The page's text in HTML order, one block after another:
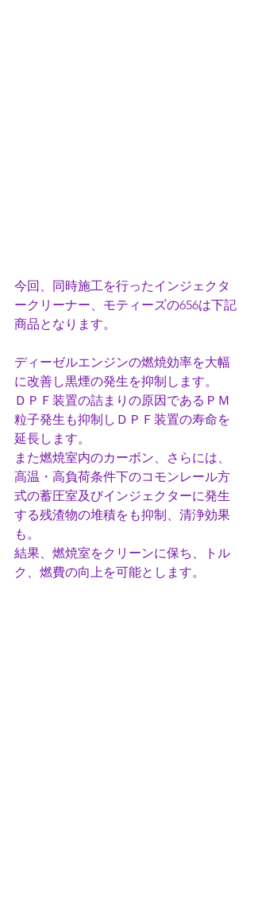
今回、同時施工を行ったインジェクタ
ークリーナー、モティーズの656は下記
商品となります。
ディーゼルエンジンの燃焼効率を大幅
に改善し黒煙の発生を抑制します。
ＤＰＦ装置の詰まりの原因であるＰＭ
粒子発生も抑制しＤＰＦ装置の寿命を
延長します。
また燃焼室内のカーボン、さらには、
高温・高負荷条件下のコモンレール方
式の蓄圧室及びインジェクターに発生
する残渣物の堆積をも抑制、清浄効果
も。
結果、燃焼室をクリーンに保ち、トル
ク、燃費の向上を可能とします。